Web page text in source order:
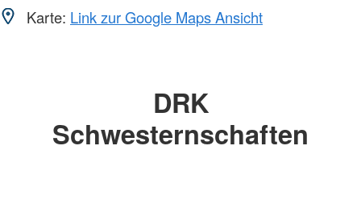
Karte: Link zur Google Maps Ansicht
DRK
Schwesternschaften